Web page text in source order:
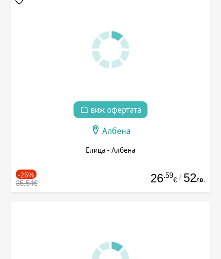
виж офертата
Албена
Елица - Албена
-25%
35.54€ 26.59
€ / 52лв.